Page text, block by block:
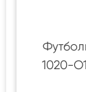
1020-